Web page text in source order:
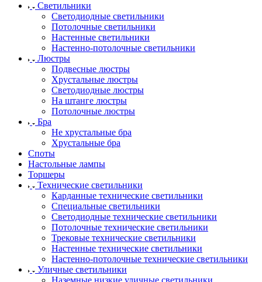
Светильники
Светодиодные светильники
Потолочные светильники
Настенные светильники
Настенно-потолочные светильники
Люстры
Подвесные люстры
Хрустальные люстры
Светодиодные люстры
На штанге люстры
Потолочные люстры
Бра
Не хрустальные бра
Хрустальные бра
Споты
Настольные лампы
Торшеры
Технические светильники
Карданные технические светильники
Специальные светильники
Светодиодные технические светильники
Потолочные технические светильники
Трековые технические светильники
Настенные технические светильники
Настенно-потолочные технические светильники
Уличные светильники
Наземные низкие уличные светильники